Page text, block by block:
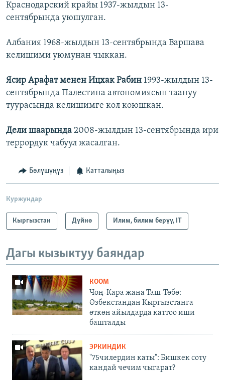
Краснодарский крайы 1937-жылдын 13-
сентябрында уюшулган.
Албания 1968-жылдын 13-сентябрында Варшава
келишими уюмунан чыккан.
Ясир Арафат менен Ицхак Рабин 1993-жылдын 13-
сентябрында Палестина автономиясын таануу
туурасында келишимге кол коюшкан.
Дели шаарында 2008-жылдын 13-сентябрында ири
террордук чабуул жасалган.
Бөлүшүңүз Катталыңыз
Куржундар
Кыргызстан Дүйнө Илим, билим берүү, IT
Дагы кызыктуу баяндар
КООМ
Чоң-Кара жана Таш-Төбө:
Өзбекстандан Кыргызстанга
өткөн айылдарда каттоо иши
башталды
ЭРКИНДИК
"75чилердин каты": Бишкек соту
кандай чечим чыгарат?